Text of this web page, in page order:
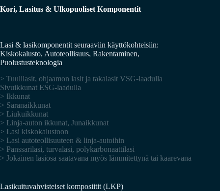
Kori, Lasitus & Ulkopuoliset Komponentit
Lasi & lasikomponentit seuraaviin käyttökohteisiin:
Kiskokalusto, Autoteollisuus, Rakentaminen,
Puolustusteknologia
> Tuulilasit, ohjaamon lasit ja takalasit VSG-laadulla
Sivuikkunat ESG-laadulla
> Ikkunat
> Saranaikkunat
> Liukuikkunat
> Linja-auton ikkunat, Junaikkunat
> Lasi kiskokalustoon
> Lasi autoteollisuuteen & linja-autoihin
> Panssarilasi, turvalasi, polykarbonaattilasi
> Jokainen lasiosa saatavana myös lämmitettynä tai kaarevana
Lasikuituvahvisteiset komposiitit (LKP)